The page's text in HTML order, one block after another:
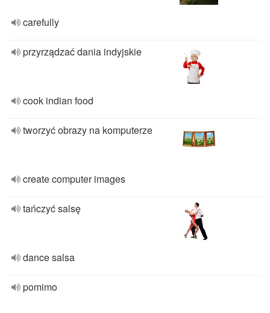
carefully
przyrządzać dania indyjskie
cook indian food
tworzyć obrazy na komputerze
create computer images
tańczyć salsę
dance salsa
pomimo